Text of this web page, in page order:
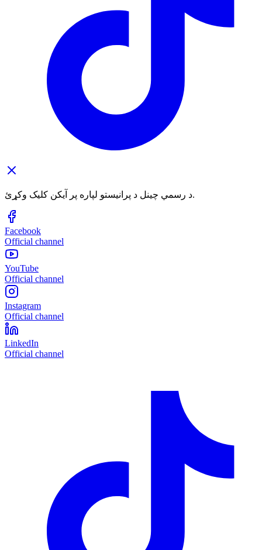
د رسمي چینل د پرانیستو لپاره پر آیکن کلیک وکړئ.
Facebook
Official channel
YouTube
Official channel
Instagram
Official channel
LinkedIn
Official channel